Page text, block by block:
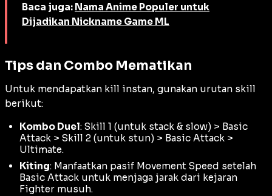
Baca juga: Nama Anime Populer untuk
Dijadikan Nickname Game ML
Tips dan Combo Mematikan
Untuk mendapatkan kill instan, gunakan urutan skill
berikut:
Kombo Duel: Skill 1 (untuk stack & slow) > Basic
Attack > Skill 2 (untuk stun) > Basic Attack >
Ultimate.
Kiting: Manfaatkan pasif Movement Speed setelah
Basic Attack untuk menjaga jarak dari kejaran
Fighter musuh.